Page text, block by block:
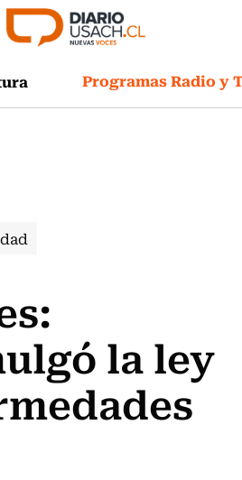
Programas Radio y
la ley